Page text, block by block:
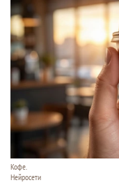
Кофе.
Нейросети